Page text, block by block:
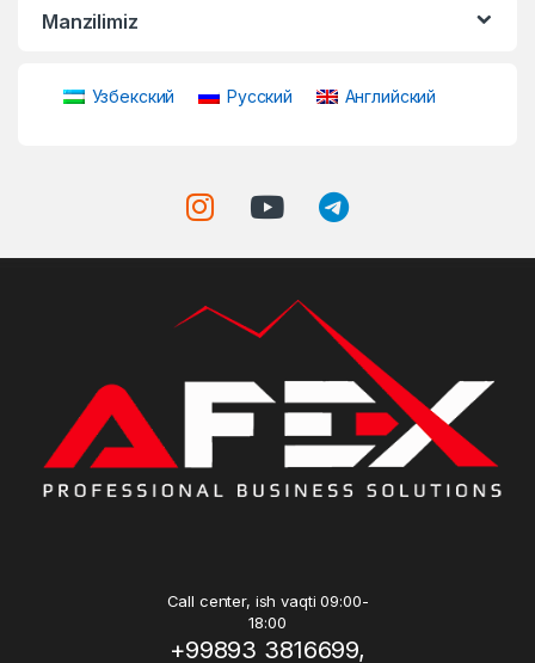
Manzilimiz
Узбекский Русский Английский
Call center, ish vaqti 09:00-
18:00
+99893 3816699,